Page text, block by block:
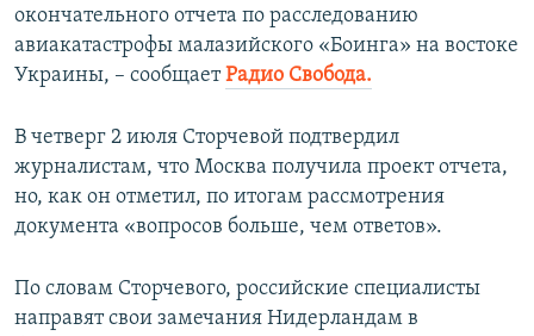
окончательного отчета по расследованию
авиакатастрофы малазийского «Боинга» на востоке
Украины, – сообщаетРадио Свобода.
В четверг 2 июля Сторчевой подтвердил
журналистам, что Москва получила проект отчета,
но, как он отметил, по итогам рассмотрения
документа «вопросов больше, чем ответов».
По словам Сторчевого, российские специалисты
направят свои замечания Нидерландам в